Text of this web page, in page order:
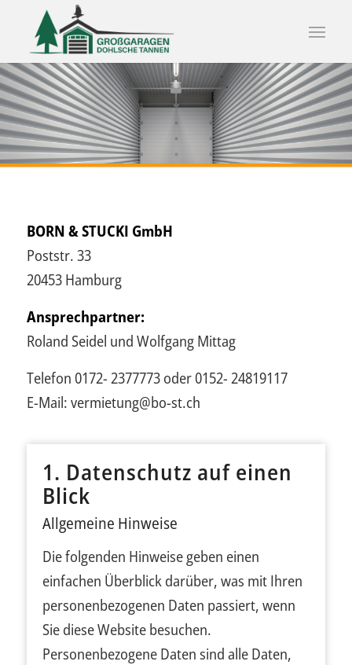
BORN & STUCKI GmbH
Poststr. 33
20453 Hamburg
Ansprechpartner:
Roland Seidel und Wolfgang Mittag
Telefon 0172- 2377773 oder 0152- 24819117
E-Mail: vermietung@bo-st.ch
1. Datenschutz auf einen
Blick
Allgemeine Hinweise
Die folgenden Hinweise geben einen
einfachen Überblick darüber, was mit Ihren
personenbezogenen Daten passiert, wenn
Sie diese Website besuchen.
Personenbezogene Daten sind alle Daten,